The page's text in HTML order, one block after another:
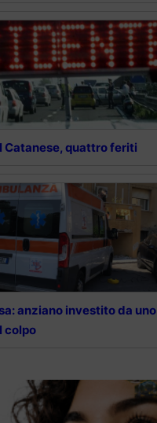
Catanese, quattro feriti
anziano investito da uno
colpo